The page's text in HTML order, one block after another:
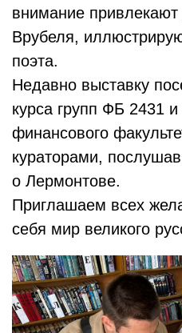
внимание
Врубеля,
поэта.
Недавно выставку
курса групп ФБ 2431
финансового
кураторами,
о Лермонтове.
Приглашаем всех
себя мир великого